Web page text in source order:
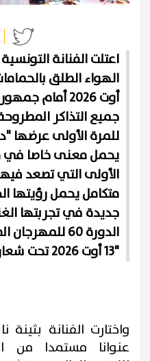
اعتلت الفنانة
أوت 2026
جميع التذاكر
للمرة الأولى عرضها
يحمل معنى خاصا في
الأولى التي تصعد
متكامل يحمل رؤيتها
جديدة في تجربتها
13 أوت 2026 تحت شعار "ذاكرة تعيش"
واختارت الفنانة
عنوانا مستمدا من